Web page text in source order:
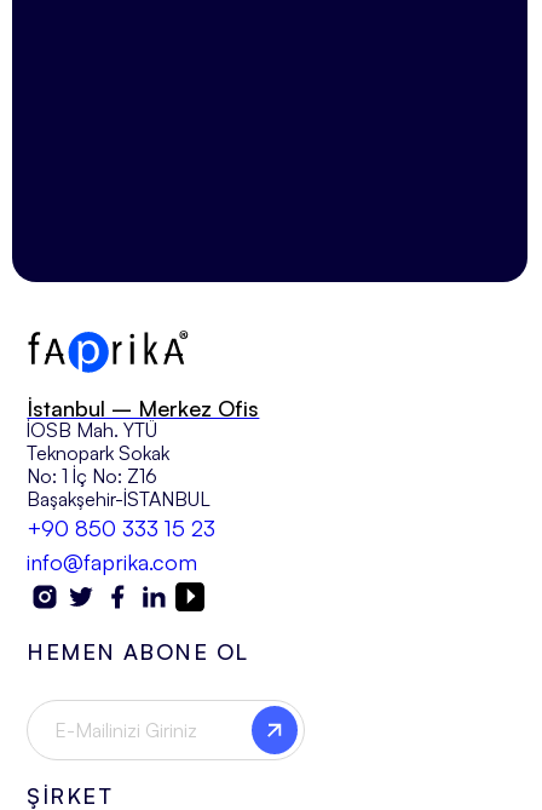
İstanbul – Merkez Ofis
İOSB Mah. YTÜ
Teknopark Sokak
No: 1 İç No: Z16
Başakşehir-İSTANBUL
+90 850 333 15 23
info@faprika.com
HEMEN ABONE OL
ŞİRKET